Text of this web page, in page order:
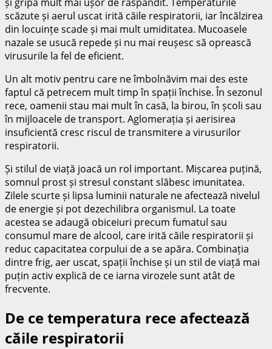
scăzute și aerul uscat irită căile respiratorii, iar încălzirea
din locuințe scade și mai mult umiditatea. Mucoasele
nazale se usucă repede și nu mai reușesc să oprească
virusurile la fel de eficient.
Un alt motiv pentru care ne îmbolnăvim mai des este
faptul că petrecem mult timp în spații închise. În sezonul
rece, oamenii stau mai mult în casă, la birou, în școli sau
în mijloacele de transport. Aglomerația și aerisirea
insuficientă cresc riscul de transmitere a virusurilor
respiratorii.
Și stilul de viață joacă un rol important. Mișcarea puțină,
somnul prost și stresul constant slăbesc imunitatea.
Zilele scurte și lipsa luminii naturale ne afectează nivelul
de energie și pot dezechilibra organismul. La toate
acestea se adaugă obiceiuri precum fumatul sau
consumul mare de alcool, care irită căile respiratorii și
reduc capacitatea corpului de a se apăra. Combinația
dintre frig, aer uscat, spații închise și un stil de viață mai
puțin activ explică de ce iarna virozele sunt atât de
frecvente.
De ce temperatura rece afectează
căile respiratorii